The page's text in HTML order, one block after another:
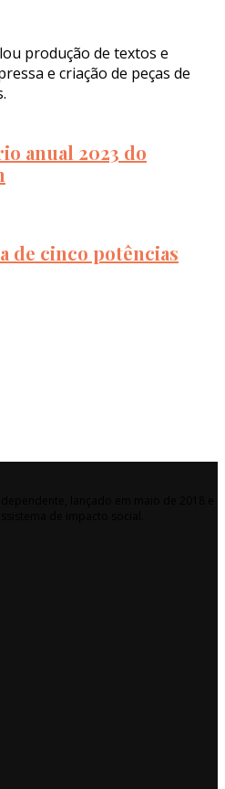
produção de textos e
e criação de peças de
anual 2023 do
de cinco potências